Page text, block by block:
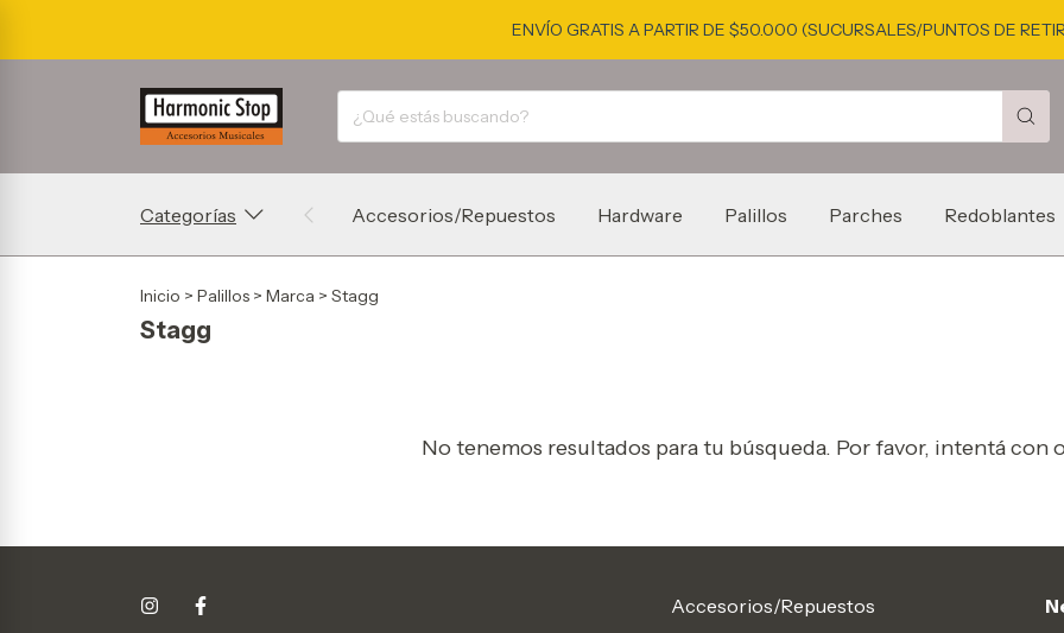
ENVÍO GRATIS A PARTIR DE $50.000 (SUCURSALES/PUNTOS DE
Categorías Accesorios/Repuestos Hardware Palillos Parches Redoblantes
Inicio > Palillos > Marca > Stagg
Stagg
No tenemos resultados para tu búsqueda. Por favor, intentá con
Accesorios/Repuestos